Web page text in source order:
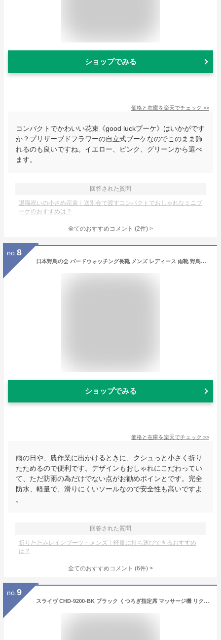
ショップでみる
価格と在庫を楽天でチェック >>
コンパクトでかわいい花束《good luckブーケ》はいかがです
か？プリザーブドフラワーの自立式ブーケなのでこのまま飾
れるのも良いですね。イエロー、ピンク、グリーンから選べ
ます。
回答された質問
退職祝いの小さめ花束｜送別会で渡すコンパクトでおしゃれなミニブ
ーケのおすすめは？
全てのおすすめコメント (2件) >
no. 8
日本野鳥の会 バードウォッチング長靴 メンズ レディース 雨靴 野鳥の会 レインブーツ 収納袋付き 完全防水 軽量 収納 折り畳み 滑りにくい ロング おしゃれ かわいい 冬雪 大雨 園芸 田植え 農作業 作業用 釣り 野外 ガーデニング キャンプ アウトドア フェス 【正規品】
ショップでみる
価格と在庫を楽天でチェック >>
雨の日や、農作業に出かけるときに、クシュっと小さく折り
たためるので便利です。デザインもおしゃれにこだわってい
て、ただ防雨の為だけでない点がお勧めポインとです。完全
防水、軽量で、滑りにくいソールなので安全性も高いですよ
。
回答された質問
折りたたみレインブーツ・メンズ｜軽量に持ち運びできるおすすめ
は？
全てのおすすめコメント (6件) >
no. 9
スライヴ CHD-9200-BK ブラック くつろぎ指定席 マッサージ機 リクライニング コンパクト マッサージ器 疲労 筋肉疲労 首 腰 腕 脚 土踏まず マッサージチェア【代引き不可】